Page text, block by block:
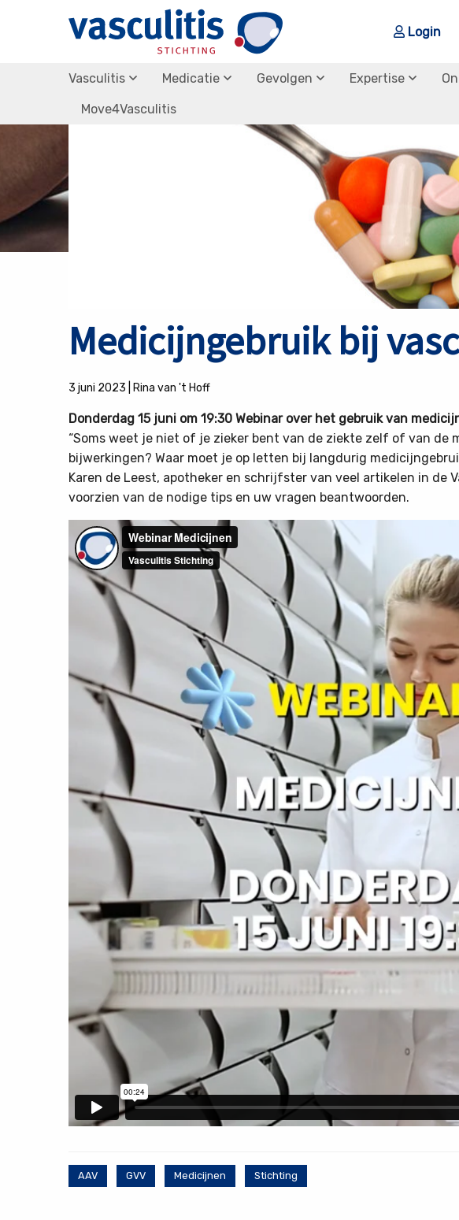
Login
Vasculitis Medicatie Gevolgen Expertise
Move4Vasculitis
Terug naar nieuws overzicht
Medicijngebruik bij
3 juni 2023 Rina van 't Hoff
Donderdag 15 juni om 19:30 Webinar over het gebruik van
“Soms weet je niet of je zieker bent van de ziekte zelf of van de
bijwerkingen? Waar moet je op letten bij langdurig
Karen de Leest, apotheker en schrijfster van veel artikelen in de
voorzien van de nodige tips en uw vragen beantwoorden.
AAV GVV Medicijnen Stichting